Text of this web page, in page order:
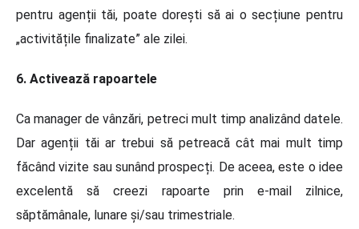
pentru agenții tăi, poate dorești să ai o secțiune pentru
„activitățile finalizate” ale zilei.
6. Activează rapoartele
Ca manager de vânzări, petreci mult timp analizând datele.
Dar agenții tăi ar trebui să petreacă cât mai mult timp
făcând vizite sau sunând prospecți. De aceea, este o idee
excelentă să creezi rapoarte prin e-mail zilnice,
săptămânale, lunare și/sau trimestriale.